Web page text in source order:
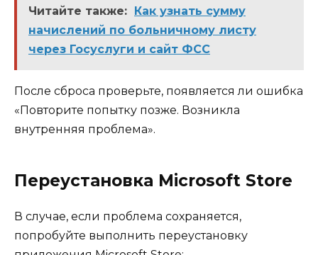
Читайте также:
Как узнать сумму
начислений по больничному листу
через Госуслуги и сайт ФСС
После сброса проверьте, появляется ли ошибка
«Повторите попытку позже. Возникла
внутренняя проблема».
Переустановка Microsoft Store
В случае, если проблема сохраняется,
попробуйте выполнить переустановку